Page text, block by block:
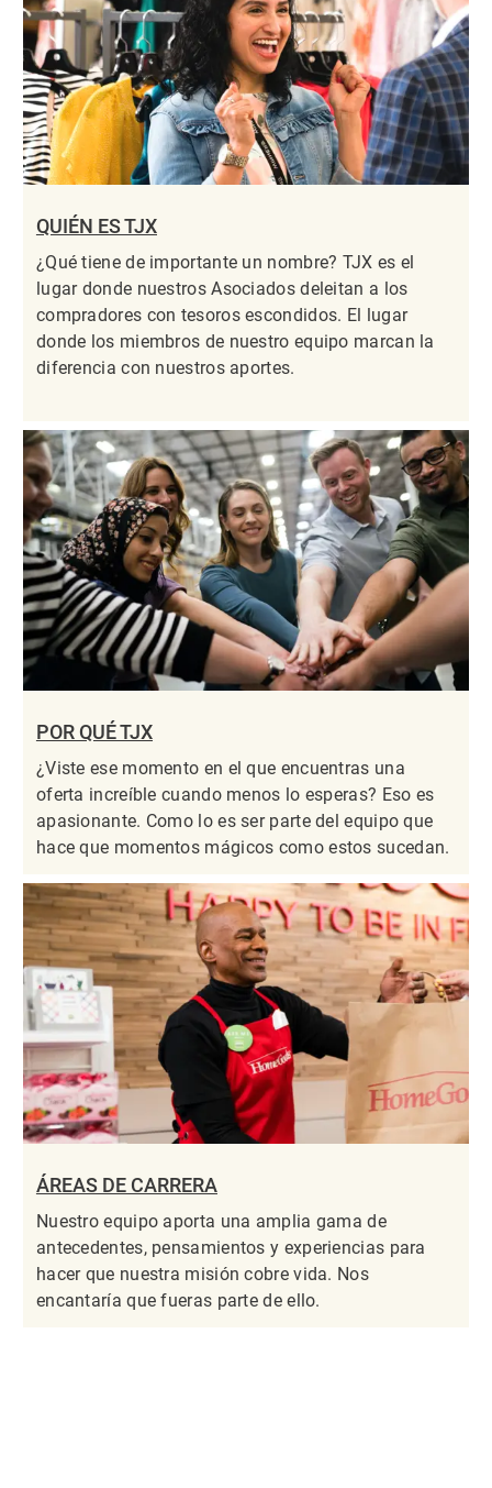
QUIÉN ES TJX
¿Qué tiene de importante un nombre? TJX es el
lugar donde nuestros Asociados deleitan a los
compradores con tesoros escondidos. El lugar
donde los miembros de nuestro equipo marcan la
diferencia con nuestros aportes.
POR QUÉ TJX
¿Viste ese momento en el que encuentras una
oferta increíble cuando menos lo esperas? Eso es
apasionante. Como lo es ser parte del equipo que
hace que momentos mágicos como estos sucedan.
ÁREAS DE CARRERA
Nuestro equipo aporta una amplia gama de
antecedentes, pensamientos y experiencias para
hacer que nuestra misión cobre vida. Nos
encantaría que fueras parte de ello.